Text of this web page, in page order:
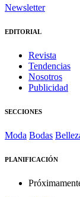
Newsletter
EDITORIAL
Revista
Tendencias
Nosotros
Publicidad
SECCIONES
Moda Bodas
PLANIFICACIÓN